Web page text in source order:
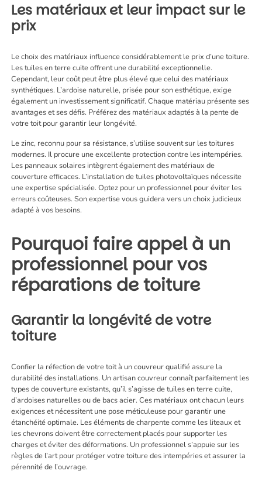
Les matériaux et leur impact sur le
prix
Le choix des matériaux influence considérablement le prix d’une toiture.
Les tuiles en terre cuite offrent une durabilité exceptionnelle.
Cependant, leur coût peut être plus élevé que celui des matériaux
synthétiques. L’ardoise naturelle, prisée pour son esthétique, exige
également un investissement significatif. Chaque matériau présente ses
avantages et ses défis. Préférez des matériaux adaptés à la pente de
votre toit pour garantir leur longévité.
Le zinc, reconnu pour sa résistance, s’utilise souvent sur les toitures
modernes. Il procure une excellente protection contre les intempéries.
Les panneaux solaires intègrent également des matériaux de
couverture efficaces. L’installation de tuiles photovoltaïques nécessite
une expertise spécialisée. Optez pour un professionnel pour éviter les
erreurs coûteuses. Son expertise vous guidera vers un choix judicieux
adapté à vos besoins.
Pourquoi faire appel à un
professionnel pour vos
réparations de toiture
Garantir la longévité de votre
toiture
Confier la réfection de votre toit à un couvreur qualifié assure la
durabilité des installations. Un artisan couvreur connaît parfaitement les
types de couverture existants, qu’il s’agisse de tuiles en terre cuite,
d’ardoises naturelles ou de bacs acier. Ces matériaux ont chacun leurs
exigences et nécessitent une pose méticuleuse pour garantir une
étanchéité optimale. Les éléments de charpente comme les liteaux et
les chevrons doivent être correctement placés pour supporter les
charges et éviter des déformations. Un professionnel s’appuie sur les
règles de l’art pour protéger votre toiture des intempéries et assurer la
pérennité de l’ouvrage.